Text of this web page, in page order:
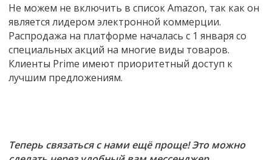
Не можем не включить в список Amazon, так как он
является лидером электронной коммерции.
Распродажа на платформе началась с 1 января со
специальных акций на многие виды товаров.
Клиенты Prime имеют приоритетный доступ к
лучшим предложениям.
Теперь связаться с нами ещё проще! Это можно